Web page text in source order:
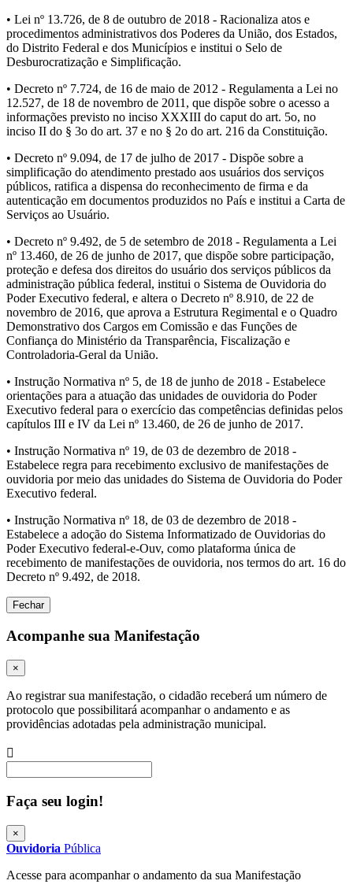
• Lei nº 13.726, de 8 de outubro de 2018 - Racionaliza atos e
procedimentos administrativos dos Poderes da União, dos Estados,
do Distrito Federal e dos Municípios e institui o Selo de
Desburocratização e Simplificação.
• Decreto nº 7.724, de 16 de maio de 2012 - Regulamenta a Lei no
12.527, de 18 de novembro de 2011, que dispõe sobre o acesso a
informações previsto no inciso XXXIII do caput do art. 5o, no
inciso II do § 3o do art. 37 e no § 2o do art. 216 da Constituição.
• Decreto nº 9.094, de 17 de julho de 2017 - Dispõe sobre a
simplificação do atendimento prestado aos usuários dos serviços
públicos, ratifica a dispensa do reconhecimento de firma e da
autenticação em documentos produzidos no País e institui a Carta de
Serviços ao Usuário.
• Decreto nº 9.492, de 5 de setembro de 2018 - Regulamenta a Lei
nº 13.460, de 26 de junho de 2017, que dispõe sobre participação,
proteção e defesa dos direitos do usuário dos serviços públicos da
administração pública federal, institui o Sistema de Ouvidoria do
Poder Executivo federal, e altera o Decreto nº 8.910, de 22 de
novembro de 2016, que aprova a Estrutura Regimental e o Quadro
Demonstrativo dos Cargos em Comissão e das Funções de
Confiança do Ministério da Transparência, Fiscalização e
Controladoria-Geral da União.
• Instrução Normativa nº 5, de 18 de junho de 2018 - Estabelece
orientações para a atuação das unidades de ouvidoria do Poder
Executivo federal para o exercício das competências definidas pelos
capítulos III e IV da Lei nº 13.460, de 26 de junho de 2017.
• Instrução Normativa nº 19, de 03 de dezembro de 2018 -
Estabelece regra para recebimento exclusivo de manifestações de
ouvidoria por meio das unidades do Sistema de Ouvidoria do Poder
Executivo federal.
• Instrução Normativa nº 18, de 03 de dezembro de 2018 -
Estabelece a adoção do Sistema Informatizado de Ouvidorias do
Poder Executivo federal-e-Ouv, como plataforma única de
recebimento de manifestações de ouvidoria, nos termos do art. 16 do
Decreto nº 9.492, de 2018.
Fechar
Acompanhe sua Manifestação
×
Ao registrar sua manifestação, o cidadão receberá um número de
protocolo que possibilitará acompanhar o andamento e as
providências adotadas pela administração municipal.
Faça seu login!
×
Ouvidoria Pública
Acesse para acompanhar o andamento da sua Manifestação